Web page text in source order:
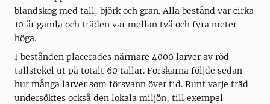
blandskog med tall, björk och gran. Alla bestånd var cirka
10 år gamla och träden var mellan två och fyra meter
höga.
I bestånden placerades närmare 4000 larver av röd
tallstekel ut på totalt 60 tallar. Forskarna följde sedan
hur många larver som försvann över tid. Runt varje träd
undersöktes också den lokala miljön, till exempel